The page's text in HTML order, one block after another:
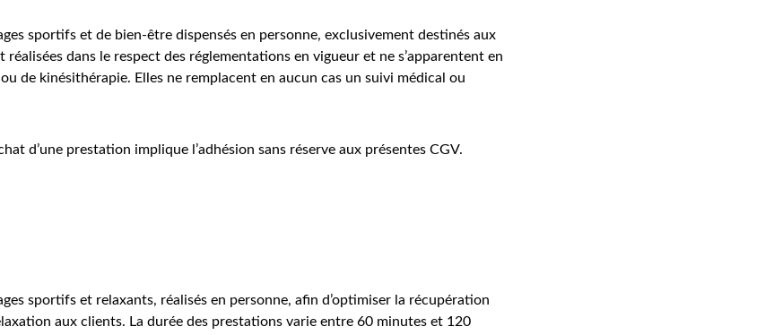
sportifs et de bien-être dispensés en personne, exclusivement destinés aux
dans le respect des réglementations en vigueur et ne s’apparentent en
de kinésithérapie. Elles ne remplacent en aucun cas un suivi médical ou
d’une prestation implique l’adhésion sans réserve aux présentes CGV.
sportifs et relaxants, réalisés en personne, afin d’optimiser la récupération
aux clients. La durée des prestations varie entre 60 minutes et 120